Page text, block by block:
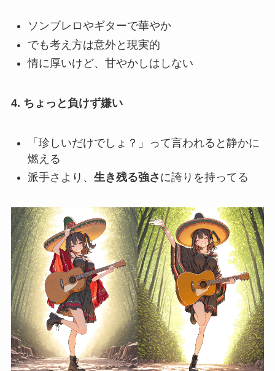
ソンブレロやギターで華やか
でも考え方は意外と現実的
情に厚いけど、甘やかしはしない
4. ちょっと負けず嫌い
「珍しいだけでしょ？」って言われると静かに
燃える
派手さより、 生き残る強さ に誇りを持ってる